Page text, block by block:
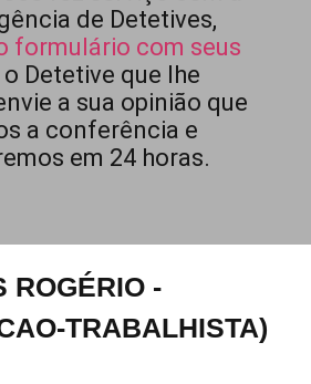
de Detetives,
formulário com seus
o Detetive que lhe
a sua opinião que
a conferência e
em 24 horas.
ROGÉRIO -
TRABALHISTA)